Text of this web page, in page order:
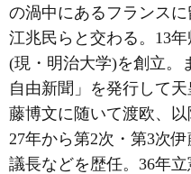
の渦中にあるフランス
江兆民らと交わる。13
(現・明治大学)を創立。
自由新聞」を発行して
藤博文に随いて渡欧、以
27年から第2次・第3次
議長などを歴任。36年